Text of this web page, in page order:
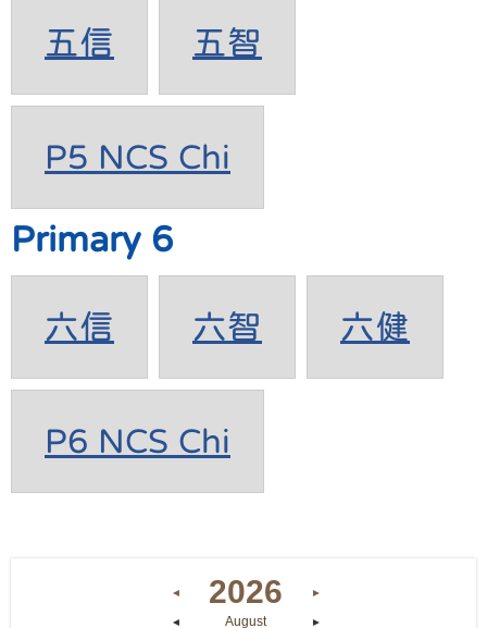
五信 五智
P5 NCS Chi
Primary 6
六信 六智 六健
P6 NCS Chi
◄ 2026 ►
◄ August ►